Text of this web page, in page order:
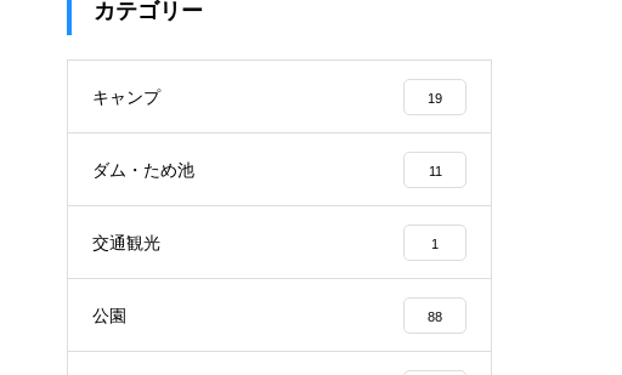
カテゴリー
キャンプ 19
ダム・ため池 11
交通観光 1
公園 88